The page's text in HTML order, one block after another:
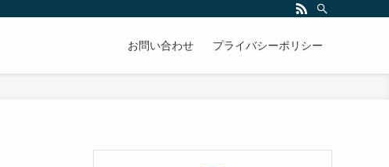
お問い合わせ プライバシーポリシー